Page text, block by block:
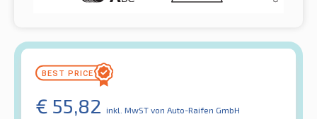
€ 55,82 inkl. MwST von Auto-Raifen GmbH